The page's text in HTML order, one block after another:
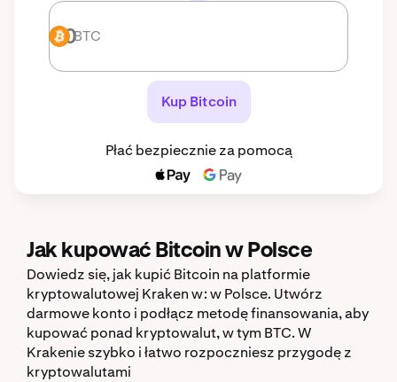
BTC BTC
Kup Bitcoin
Płać bezpiecznie za pomocą
Jak kupować Bitcoin w Polsce
Dowiedz się, jak kupić Bitcoin na platformie
kryptowalutowej Kraken w: w Polsce. Utwórz
darmowe konto i podłącz metodę finansowania, aby
kupować ponad kryptowalut, w tym BTC. W
Krakenie szybko i łatwo rozpoczniesz przygodę z
kryptowalutami